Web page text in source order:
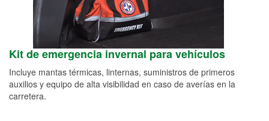
Kit de emergencia invernal para vehículos
Incluye mantas térmicas, linternas, suministros de primeros
auxilios y equipo de alta visibilidad en caso de averías en la
carretera.